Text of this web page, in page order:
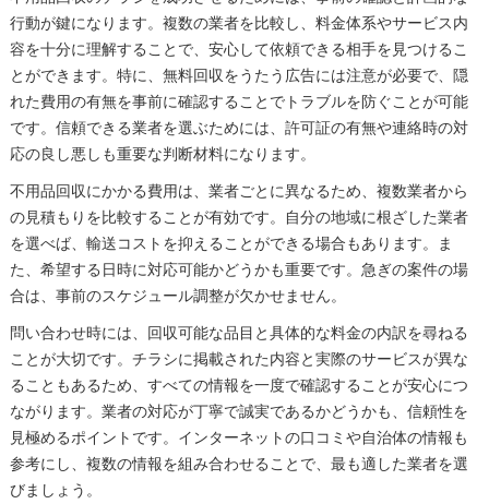
行動が鍵になります。複数の業者を比較し、料金体系やサービス内
容を十分に理解することで、安心して依頼できる相手を見つけるこ
とができます。特に、無料回収をうたう広告には注意が必要で、隠
れた費用の有無を事前に確認することでトラブルを防ぐことが可能
です。信頼できる業者を選ぶためには、許可証の有無や連絡時の対
応の良し悪しも重要な判断材料になります。
不用品回収にかかる費用は、業者ごとに異なるため、複数業者から
の見積もりを比較することが有効です。自分の地域に根ざした業者
を選べば、輸送コストを抑えることができる場合もあります。ま
た、希望する日時に対応可能かどうかも重要です。急ぎの案件の場
合は、事前のスケジュール調整が欠かせません。
問い合わせ時には、回収可能な品目と具体的な料金の内訳を尋ねる
ことが大切です。チラシに掲載された内容と実際のサービスが異な
ることもあるため、すべての情報を一度で確認することが安心につ
ながります。業者の対応が丁寧で誠実であるかどうかも、信頼性を
見極めるポイントです。インターネットの口コミや自治体の情報も
参考にし、複数の情報を組み合わせることで、最も適した業者を選
びましょう。